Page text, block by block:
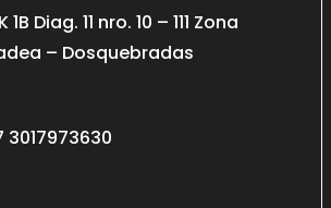
Diag. 11 nro. 10 – 111 Zona
– Dosquebradas
3017973630